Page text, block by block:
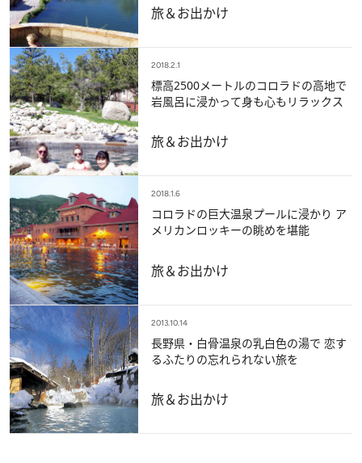
旅＆お出かけ
2018.2.1
標高2500メートルのコロラドの高地で
岩風呂に浸かって身も心もリラックス
旅＆お出かけ
2018.1.6
コロラドの巨大温泉プールに浸かり ア
メリカンロッキーの眺めを堪能
旅＆お出かけ
2013.10.14
長野県・白骨温泉の乳白色の湯で 恋す
るふたりの忘れられない旅を
旅＆お出かけ